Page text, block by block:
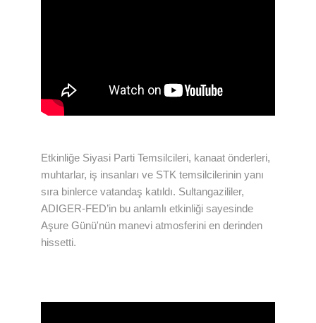
Etkinliğe Siyasi Parti Temsilcileri, kanaat önderleri,
muhtarlar, iş insanları ve STK temsilcilerinin yanı
sıra binlerce vatandaş katıldı. Sultangazililer,
ADIGER-FED’in bu anlamlı etkinliği sayesinde
Aşure Günü'nün manevi atmosferini en derinden
hissetti.